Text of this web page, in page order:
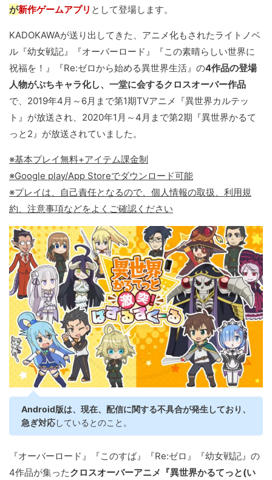
が新作ゲームアプリ として登場します。
KADOKAWAが送り出してきた、アニメ化もされたライトノベ
ル『幼女戦記』『オーバーロード』『この素晴らしい世界に
祝福を！』『Re:ゼロから始める異世界生活』の4作品の登場
人物がぷちキャラ化し、一堂に会するクロスオーバー作品
で、2019年4月～6月まで第1期TVアニメ『異世界カルテッ
ト』が放送され、2020年1月～4月まで第2期『異世界かるて
っと2』が放送されていました。
※基本プレイ無料+アイテム課金制
※Google play/App Storeでダウンロード可能
※プレイは、自己責任となるので、個人情報の取扱、利用規
約、注意事項などをよくご確認ください
Android版は、現在、配信に関する不具合が発生しており、
急ぎ対応しているとのこと。
『オーバーロード』『このすば』『Re:ゼロ』『幼女戦記』の
4作品が集ったクロスオーバーアニメ『異世界かるてっと(い